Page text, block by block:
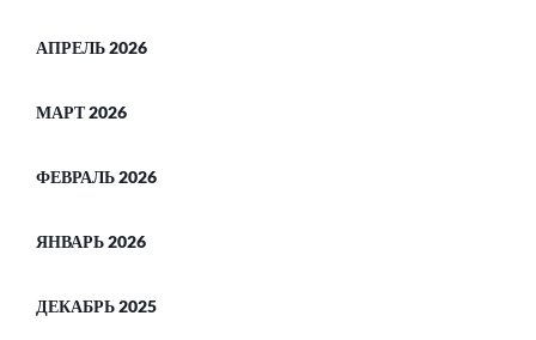
АПРЕЛЬ 2026
МАРТ 2026
ФЕВРАЛЬ 2026
ЯНВАРЬ 2026
ДЕКАБРЬ 2025